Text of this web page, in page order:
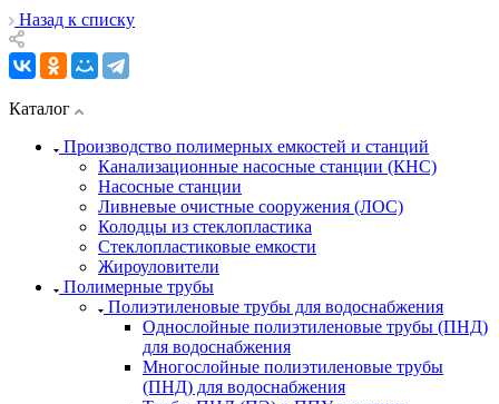
Назад к списку
Каталог
Производство полимерных емкостей и станций
Канализационные насосные станции (КНС)
Насосные станции
Ливневые очистные сооружения (ЛОС)
Колодцы из стеклопластика
Стеклопластиковые емкости
Жироуловители
Полимерные трубы
Полиэтиленовые трубы для водоснабжения
Однослойные полиэтиленовые трубы (ПНД)
для водоснабжения
Многослойные полиэтиленовые трубы
(ПНД) для водоснабжения